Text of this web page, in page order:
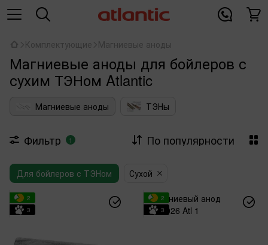
Комплектующие Магниевые аноды
Магниевые аноды для бойлеров с
сухим ТЭНом Atlantic
Магниевые аноды ТЭНы
Фильтр 1 По популярности
Для бойлеров с ТЭНом Сухой
2
3
2
3